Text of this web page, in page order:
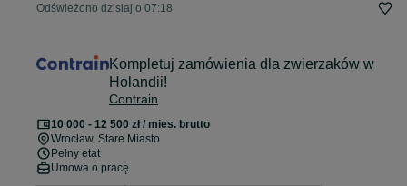
Odświeżono dzisiaj o 07:18
Kompletuj zamówienia dla zwierzaków w
Holandii!
Contrain
10 000 - 12 500 zł / mies. brutto
Wrocław, Stare Miasto
Pełny etat
Umowa o pracę